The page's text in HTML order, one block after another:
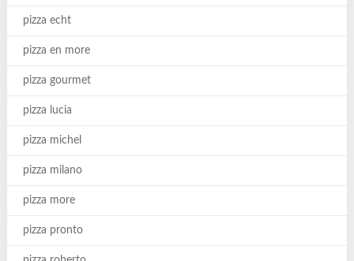
pizza echt
pizza en more
pizza gourmet
pizza lucia
pizza michel
pizza milano
pizza more
pizza pronto